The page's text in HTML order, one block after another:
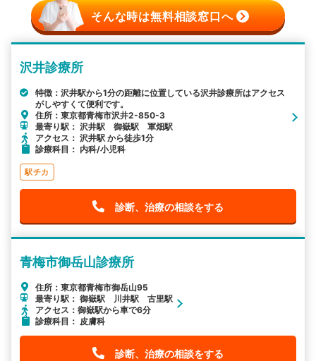
そんな時は無料相談窓口へ
沢井診療所
特徴：沢井駅から1分の距離に位置している沢井診療所はアクセス
がしやすくて便利です。
住所：東京都青梅市沢井2-850-3
最寄り駅： 沢井駅 御嶽駅 軍畑駅
アクセス： 沢井駅 から徒歩1分
診療科目： 内科/小児科
駅チカ
診断、治療の相談をする
青梅市御岳山診療所
住所：東京都青梅市御岳山95
最寄り駅： 御嶽駅 川井駅 古里駅
アクセス：御嶽駅から車で6分
診療科目： 皮膚科
診断、治療の相談をする